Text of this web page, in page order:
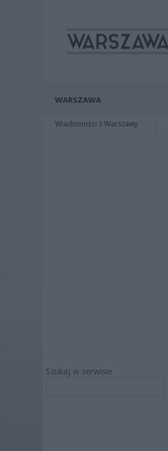
WARSZAWA
Wiadomości z Warszawy
Szukaj w serwisie